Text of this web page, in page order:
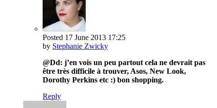
Posted 17 June 2013 17:25
by Stephanie Zwicky
@Dd: j’en vois un peu partout cela ne devrait pas
être très difficile à trouver, Asos, New Look,
Dorothy Perkins etc :) bon shopping.
Reply